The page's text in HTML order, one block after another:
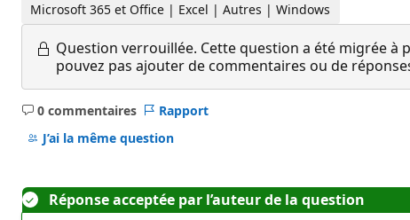
Microsoft 365 et Office | Excel | Autres | Windows
Question verrouillée. Cette question a été migrée à
pouvez pas ajouter de commentaires ou de
0 commentaires
Aucun
commentaire
Rapport
J’ai la même question
Réponse acceptée par l’auteur de la question